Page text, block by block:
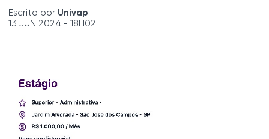
Escrito por Univap
13 JUN 2024 - 18H02